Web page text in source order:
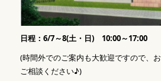
日程：6/7～8(土・日) 10:00～17:00
(時間外でのご案内も大歓迎ですので、
ご相談ください♪)